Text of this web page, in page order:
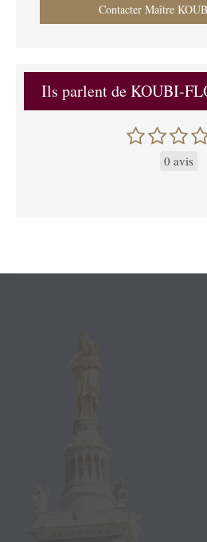
Contacter Maître
Ils parlent de KOUBI-
0 avis